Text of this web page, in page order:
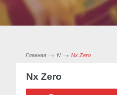
Главная N Nx Zero
Nx Zero